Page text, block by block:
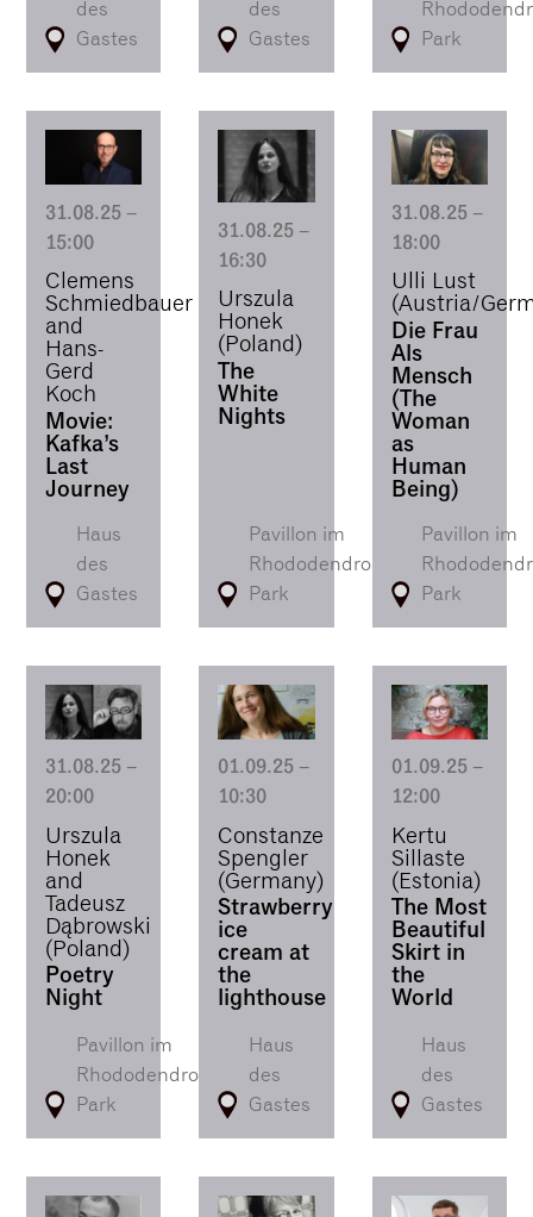
des
Gastes
des
Gastes
Park
31.08.25 –
15:00
Clemens
Schmiedbauer
and
Hans-
Gerd
Koch
Movie:
Kafka’s
Last
Journey
Haus
des
Gastes
31.08.25 –
16:30
Urszula
Honek
(Poland)
The
White
Nights
Pavillon im
Rhododendron-
Park
31.08.25 –
18:00
Ulli Lust
(Austria/
Die Frau
Als
Mensch
(The
Woman
as
Human
Being)
Pavillon im
Park
31.08.25 –
20:00
Urszula
Honek
and
Tadeusz
Dąbrowski
(Poland)
Poetry
Night
Pavillon im
Rhododendron-
Park
01.09.25 –
10:30
Constanze
Spengler
(Germany)
Strawberry
ice
cream at
the
lighthouse
Haus
des
Gastes
01.09.25 –
12:00
Kertu
Sillaste
(Estonia)
The Most
Beautiful
Skirt in
the
World
Haus
des
Gastes